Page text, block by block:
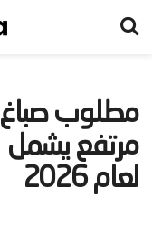
‫مطلوب صباغ
مرتفع يشمل
لعام 2026‬